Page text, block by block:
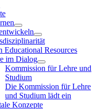
Educational Resources
im Dialog
Kommission für Lehre und
Studium
Die Kommission für Lehre
und Studium lädt ein
Konzepte